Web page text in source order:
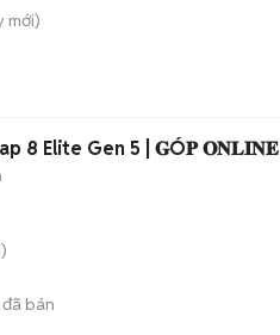
mới)
8 Elite Gen 5 | 𝐆Ó𝐏 𝐎𝐍𝐋𝐈𝐍𝐄
đã bán